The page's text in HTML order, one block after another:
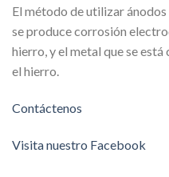
El método de utilizar
se produce corrosión
hierro, y el metal que se
el hierro.
Contáctenos
Visita nuestro Facebook